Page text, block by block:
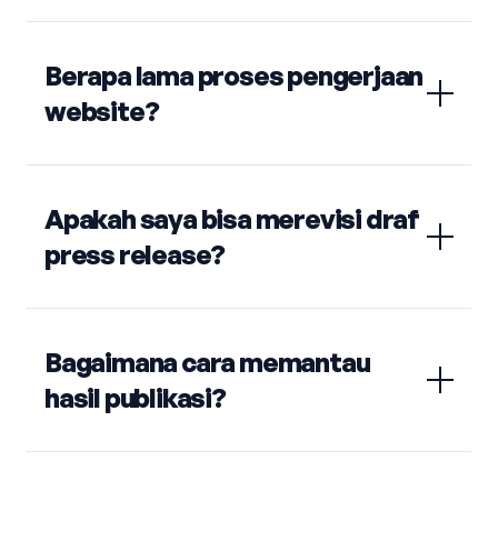
Berapa lama proses pengerjaan
website?
Apakah saya bisa merevisi draf
press release?
Bagaimana cara memantau
hasil publikasi?